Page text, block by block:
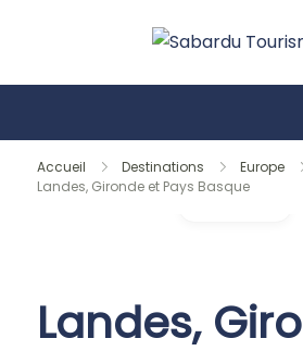
Accueil Destinations Europe
Landes, Gironde et Pays Basque
Landes,